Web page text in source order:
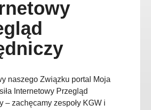
naszego Związku portal Moja
Internetowy Przegląd
– zachęcamy zespoły KGW i